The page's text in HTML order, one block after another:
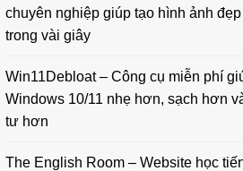
chuyên nghiệp giúp tạo hình ảnh
trong vài giây
Win11Debloat – Công cụ miễn phí
Windows 10/11 nhẹ hơn, sạch hơn
tư hơn
The English Room – Website học